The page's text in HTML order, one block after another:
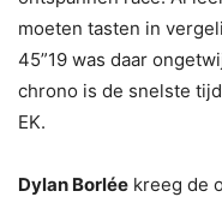
moeten tasten in
45”19 was daar
chrono is de snelste
EK.
Dylan Borlée kreeg de